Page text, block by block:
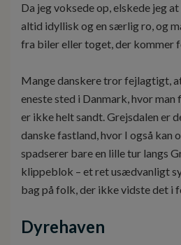
Da jeg voksede op, elskede jeg
altid idyllisk og en særlig ro, og
fra biler eller toget, der kommer
Mange danskere tror fejlagtigt,
eneste sted i Danmark, hvor
er ikke helt sandt. Grejsdalen er
danske fastland, hvor I også kan
spadserer bare en lille tur langs
klippeblok – et ret usædvanligt
bag på folk, der ikke vidste det i
Dyrehaven